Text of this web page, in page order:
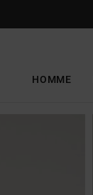
HOMME